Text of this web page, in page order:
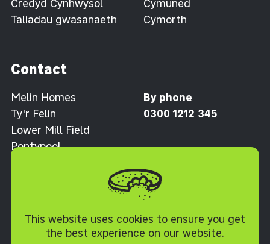
This website uses cookies to ensure you get
the best experience on our website.
Credyd Cynhwysol
Taliadau gwasanaeth
Cymuned
Cymorth
Contact
Melin Homes
Ty'r Felin
Lower Mill Field
Pontypool
By phone
0300 1212 345